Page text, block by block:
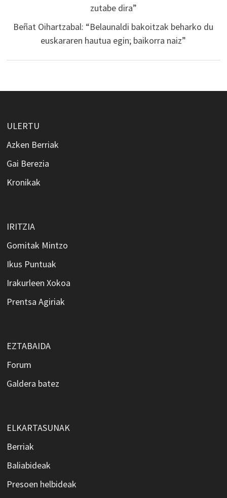
zutabe dira”
Beñat Oihartzabal: “Belaunaldi bakoitzak beharko du
euskararen hautua egin; baikorra naiz”
ULERTU
Azken Berriak
Gai Berezia
Kronikak
IRITZIA
Gomitak Mintzo
Ikus Puntuak
Irakurleen Xokoa
Prentsa Agiriak
EZTABAIDA
Forum
Galdera batez
ELKARTASUNAK
Berriak
Baliabideak
Presoen helbideak